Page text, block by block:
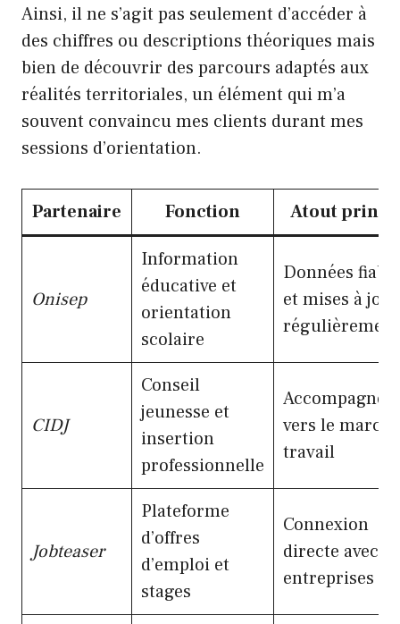
Ainsi, il ne s’agit pas seulement d’accéder à
des chiffres ou descriptions théoriques mais
bien de découvrir des parcours adaptés aux
réalités territoriales, un élément qui m’a
souvent convaincu mes clients durant mes
sessions d’orientation.
Partenaire Fonction Atout
Onisep
Information
éducative et
orientation
scolaire
Données
et mises à jour
régulièrement
CIDJ
Conseil
jeunesse et
insertion
professionnelle
vers le
travail
Jobteaser
Plateforme
d’offres
d’emploi et
stages
Connexion
directe avec
entreprises